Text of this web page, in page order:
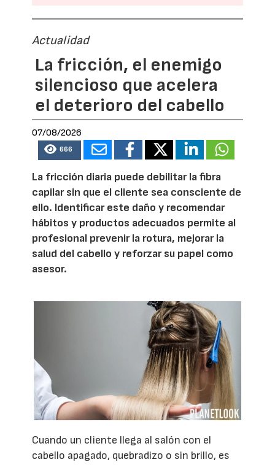
Actualidad
La fricción, el enemigo
silencioso que acelera
el deterioro del cabello
07/08/2026
666
La fricción diaria puede debilitar la fibra
capilar sin que el cliente sea consciente de
ello. Identificar este daño y recomendar
hábitos y productos adecuados permite al
profesional prevenir la rotura, mejorar la
salud del cabello y reforzar su papel como
asesor.
Cuando un cliente llega al salón con el
cabello apagado, quebradizo o sin brillo, es